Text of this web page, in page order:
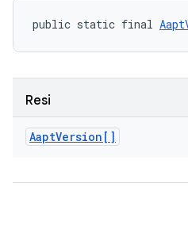
public static final
Resi
AaptVersion[]